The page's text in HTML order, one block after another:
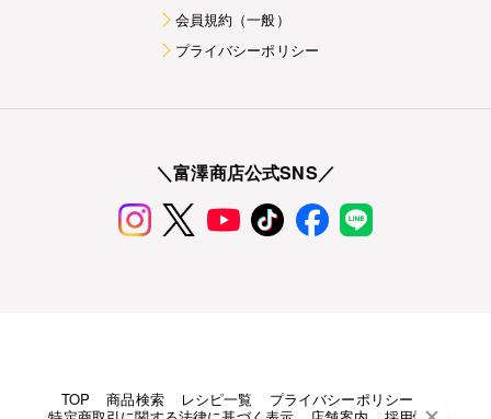
会員規約（一般）
プライバシーポリシー
＼富澤商店公式SNS／
TOP 商品検索 レシピ一覧
プライバシーポリシー